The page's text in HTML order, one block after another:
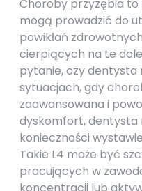
Choroby przyzębia
mogą prowadzić do
powikłań
cierpiących na te
pytanie, czy dentysta
sytuacjach, gdy
zaawansowana i
dyskomfort, dentysta
konieczności
Takie L4 może być
pracujących w